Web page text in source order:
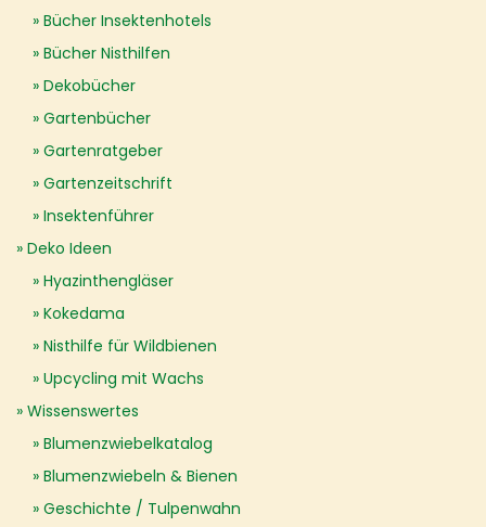
Bücher Insektenhotels
Bücher Nisthilfen
Dekobücher
Gartenbücher
Gartenratgeber
Gartenzeitschrift
Insektenführer
Deko Ideen
Hyazinthengläser
Kokedama
Nisthilfe für Wildbienen
Upcycling mit Wachs
Wissenswertes
Blumenzwiebelkatalog
Blumenzwiebeln & Bienen
Geschichte / Tulpenwahn